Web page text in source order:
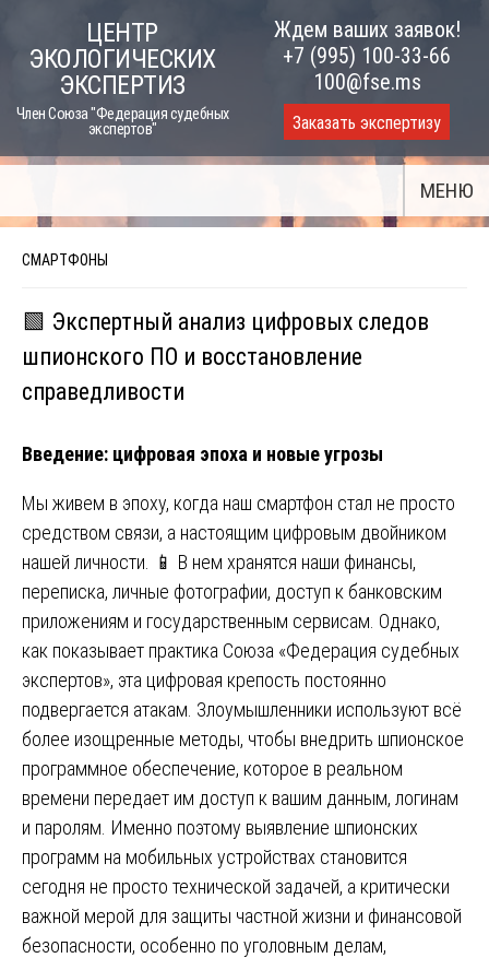
content
ЦЕНТР
ЭКОЛОГИЧЕСКИХ
ЭКСПЕРТИЗ
Член Союза "Федерация судебных
экспертов"
Ждем ваших заявок!
+7 (995) 100-33-66
100@fse.ms
Заказать экспертизу
МЕНЮ
СМАРТФОНЫ
🟩 Экспертный анализ цифровых следов
шпионского ПО и восстановление
справедливости
Введение: цифровая эпоха и новые угрозы
Мы живем в эпоху, когда наш смартфон стал не просто
средством связи, а настоящим цифровым двойником
нашей личности. 📱 В нем хранятся наши финансы,
переписка, личные фотографии, доступ к банковским
приложениям и государственным сервисам. Однако,
как показывает практика Союза «Федерация судебных
экспертов», эта цифровая крепость постоянно
подвергается атакам. Злоумышленники используют всё
более изощренные методы, чтобы внедрить шпионское
программное обеспечение, которое в реальном
времени передает им доступ к вашим данным, логинам
и паролям. Именно поэтому выявление шпионских
программ на мобильных устройствах становится
сегодня не просто технической задачей, а критически
важной мерой для защиты частной жизни и финансовой
безопасности, особенно по уголовным делам,